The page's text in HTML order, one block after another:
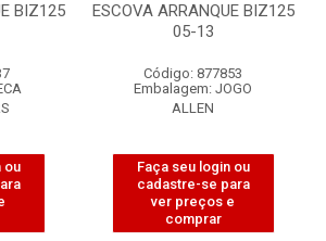
BIZ125
ou
ESCOVA ARRANQUE BIZ125
05-13
Código: 877853
Embalagem: JOGO
ALLEN
Faça seu login ou
cadastre-se para
ver preços e
comprar